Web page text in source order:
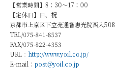
【営業時間】8：30～17：00
【定休日】日、祝
京都市上京区下立売通智恵光院西入508
TEL/075-841-8537
FAX/075-822-4353
URL： http://www.yoil.co.jp/
E-mail： post@yoil.co.jp